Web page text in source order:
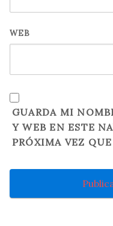
WEB
GUARDA MI
Y WEB EN ESTE
PRÓXIMA VEZ